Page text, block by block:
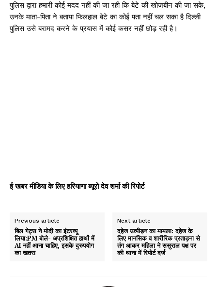
पुलिस द्वारा हमारी कोई मदद नहीं की जा रही कि बेटे की खोजबीन की जा सके,
उनके माता-पिता ने बताया फिलहाल बेटे का कोई पता नहीं चल सका है दिल्ली
पुलिस उसे बरामद करने के प्रयास में कोई कसर नहीं छोड़ रही है।
ई खबर मीडिया के लिए हरियाणा ब्यूरो देव शर्मा की रिपोर्ट
Previous article
बिल गेट्स ने मोदी का इंटरव्यू
लिया:PM बोले- अप्रशिक्षित हाथों में
AI नहीं आना चाहिए, इसके दुरुपयोग
का खतरा
Next article
दहेज उत्पीड़न का मामला: दहेज के
लिए मानसिक व शारीरिक प्रताड़ना से
तंग आकर महिला ने ससुराल पक्ष पर
की थाना में रिपोर्ट दर्ज